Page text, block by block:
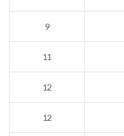
9
11
12
12